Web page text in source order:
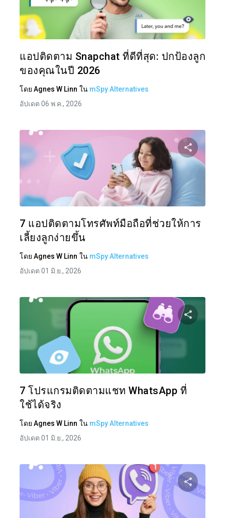
แอปติดตาม Snapchat ที่ดีที่สุด: ปกป้องลูก
ของคุณในปี 2026
โดย Agnes W Linn ใน mSpy Alternatives
อัปเดต 06 พ.ค., 2026
แบ่ง
7 แอปติดตามโทรศัพท์มือถือที่ช่วยให้การ
เลี้ยงลูกง่ายขึ้น
โดย Agnes W Linn ใน mSpy Alternatives
อัปเดต 01 มิ.ย., 2026
7 โปรแกรมติดตามแชท WhatsApp ที่
ใช้ได้จริง
โดย Agnes W Linn ใน mSpy Alternatives
อัปเดต 01 มิ.ย., 2026